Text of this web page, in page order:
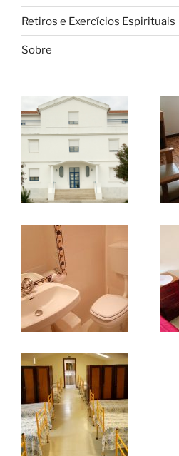
Retiros e Exercícios Espirituais
Sobre